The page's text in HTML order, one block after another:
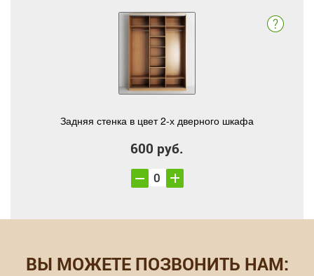
Задняя стенка в цвет 2-х дверного шкафа
600 руб.
ВЫ МОЖЕТЕ ПОЗВОНИТЬ НАМ: